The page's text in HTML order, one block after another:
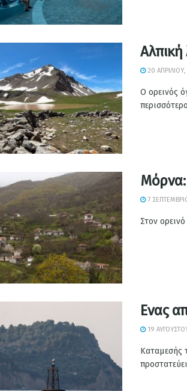
Αλπική
20 ΑΠΡΙΛΊΟΥ,
Ο ορεινός
Μόρνα:
7
Στον
Ενας
19
Καταμεσής